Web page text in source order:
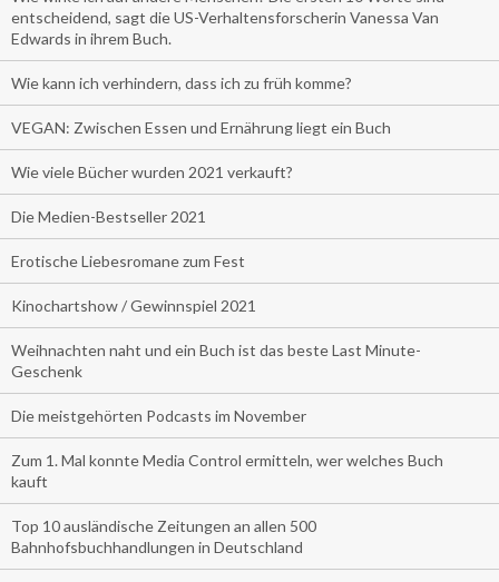
entscheidend, sagt die US-Verhaltensforscherin Vanessa Van
Edwards in ihrem Buch.
Wie kann ich verhindern, dass ich zu früh komme?
VEGAN: Zwischen Essen und Ernährung liegt ein Buch
Wie viele Bücher wurden 2021 verkauft?
Die Medien-Bestseller 2021
Erotische Liebesromane zum Fest
Kinochartshow / Gewinnspiel 2021
Weihnachten naht und ein Buch ist das beste Last Minute-
Geschenk
Die meistgehörten Podcasts im November
Zum 1. Mal konnte Media Control ermitteln, wer welches Buch
kauft
Top 10 ausländische Zeitungen an allen 500
Bahnhofsbuchhandlungen in Deutschland